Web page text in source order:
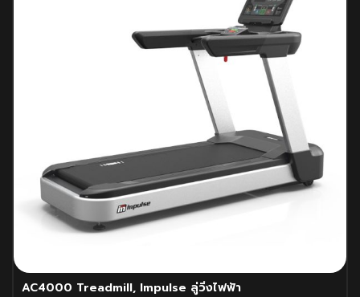
AC4000 Treadmill, Impulse ลู่วิ่งไฟฟ้า